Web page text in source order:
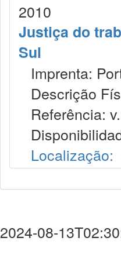
2010
Justiça do
Sul
Imprenta:
Descrição
Referência:
Localização:
2024-08-